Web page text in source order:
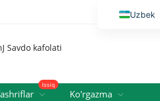
Issiq
Ko'rgazma
Uzbek